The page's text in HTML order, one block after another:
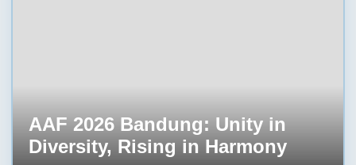
AAF 2026 Bandung: Unity in
Diversity, Rising in Harmony